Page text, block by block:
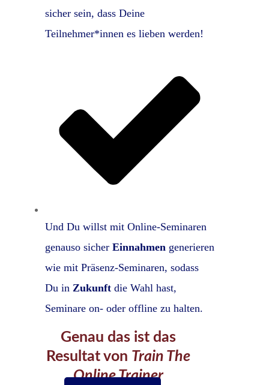
sicher sein, dass Deine
Teilnehmer*innen es lieben werden!
Und Du willst mit Online-Seminaren
genauso sicher Einnahmen generieren
wie mit Präsenz-Seminaren, sodass
Du in Zukunft die Wahl hast,
Seminare on- oder offline zu halten.
Genau das ist das
Resultat von Train The
Online Trainer